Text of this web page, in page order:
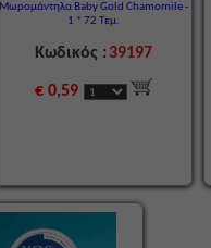
Μωρομάντηλα Baby Gold Chamomile -
1 * 72 Τεμ.
Κωδικός : 39197
€ 0,59